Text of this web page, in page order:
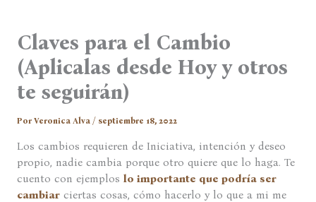
Claves para el Cambio
(Aplicalas desde Hoy y otros
te seguirán)
Por Veronica Alva / septiembre 18, 2022
Los cambios requieren de Iniciativa, intención y deseo
propio, nadie cambia porque otro quiere que lo haga. Te
cuento con ejemplos lo importante que podría ser
cambiarciertas cosas, cómo hacerlo y lo que a mi me